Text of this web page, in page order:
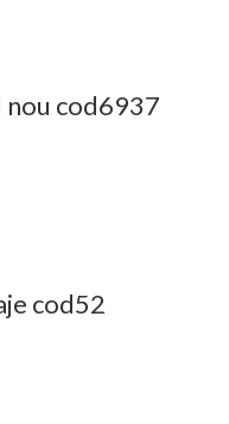
nou cod6937
cod52